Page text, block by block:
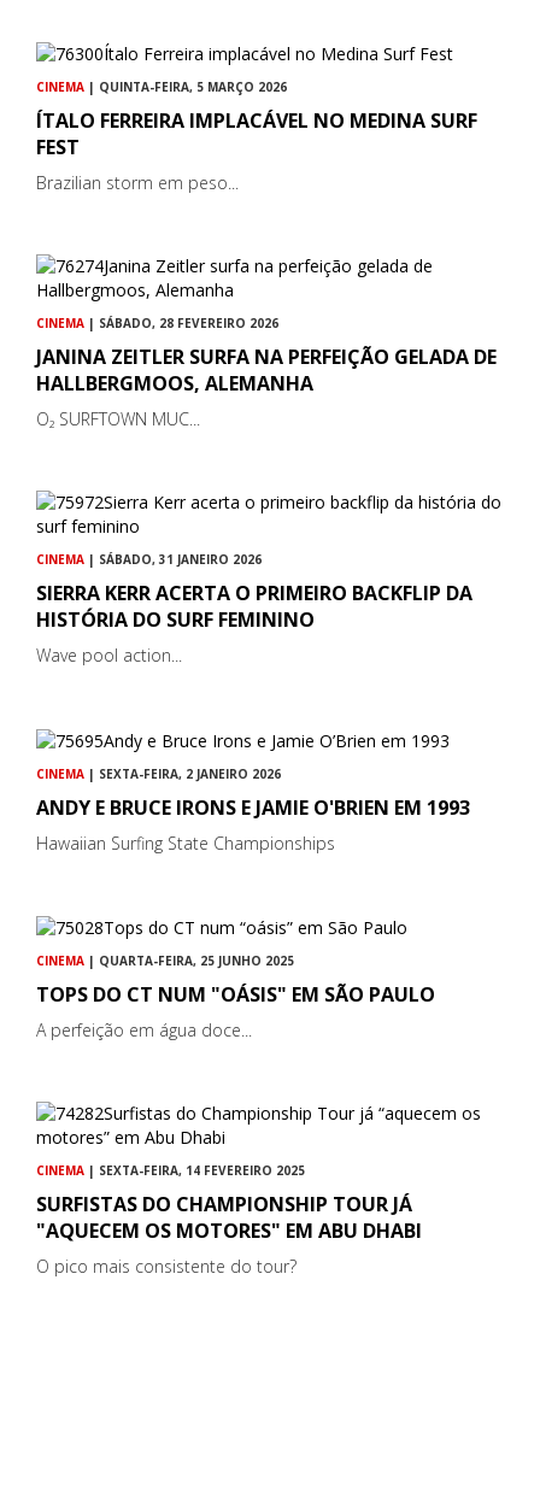
CINEMA | QUINTA-FEIRA, 5 MARÇO 2026
ÍTALO FERREIRA IMPLACÁVEL NO MEDINA SURF
FEST
Brazilian storm em peso...
CINEMA | SÁBADO, 28 FEVEREIRO 2026
JANINA ZEITLER SURFA NA PERFEIÇÃO GELADA DE
HALLBERGMOOS, ALEMANHA
O₂ SURFTOWN MUC...
CINEMA | SÁBADO, 31 JANEIRO 2026
SIERRA KERR ACERTA O PRIMEIRO BACKFLIP DA
HISTÓRIA DO SURF FEMININO
Wave pool action...
CINEMA | SEXTA-FEIRA, 2 JANEIRO 2026
ANDY E BRUCE IRONS E JAMIE O'BRIEN EM 1993
Hawaiian Surfing State Championships
CINEMA | QUARTA-FEIRA, 25 JUNHO 2025
TOPS DO CT NUM "OÁSIS" EM SÃO PAULO
A perfeição em água doce...
CINEMA | SEXTA-FEIRA, 14 FEVEREIRO 2025
SURFISTAS DO CHAMPIONSHIP TOUR JÁ
"AQUECEM OS MOTORES" EM ABU DHABI
O pico mais consistente do tour?